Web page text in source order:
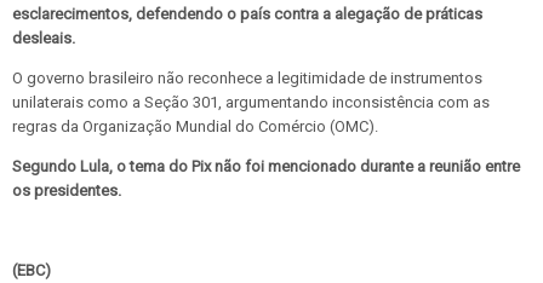
esclarecimentos, defendendo o país contra a alegação de práticas
desleais.
O governo brasileiro não reconhece a legitimidade de instrumentos
unilaterais como a Seção 301, argumentando inconsistência com as
regras da Organização Mundial do Comércio (OMC).
Segundo Lula, o tema do Pix não foi mencionado durante a reunião entre
os presidentes.
(EBC)